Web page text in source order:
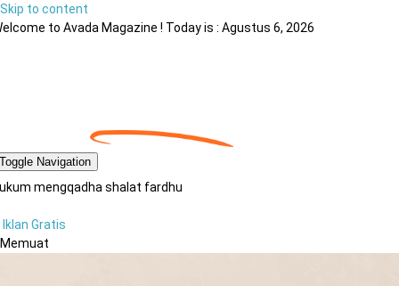
Skip to content
to Avada Magazine ! Today is : Agustus 6, 2026
Toggle Navigation
mengqadha shalat fardhu
Iklan Gratis
Memuat